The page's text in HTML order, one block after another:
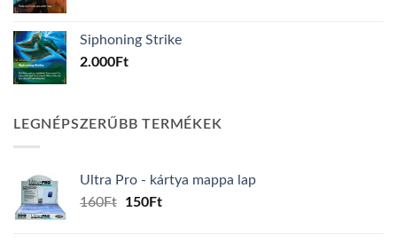
Siphoning Strike
2.000Ft
LEGNÉPSZERŰBB TERMÉKEK
Ultra Pro - kártya mappa lap
160Ft
Original
150FtCurrent